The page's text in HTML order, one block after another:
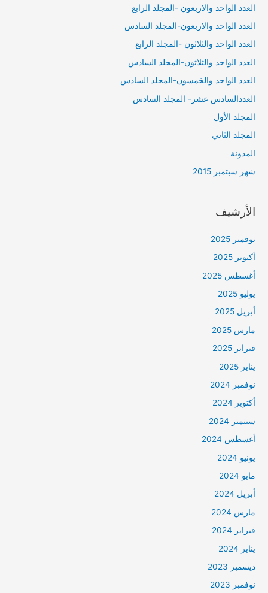
العدد الواحد والاربعون -المجلد الرابع
العدد الواحد والاربعون-المجلد السادس
العدد الواحد والثلاثون -المجلد الرابع
العدد الواحد والثلاثون-المجلد السادس
العدد الواحد والخمسون-المجلد السادس
العددالسادس عشر- المجلد السادس
المجلد الأول
المجلد الثاني
المدونة
شهر سبتمبر 2015
الأرشيف
نوفمبر 2025
أكتوبر 2025
أغسطس 2025
يوليو 2025
أبريل 2025
مارس 2025
فبراير 2025
يناير 2025
نوفمبر 2024
أكتوبر 2024
سبتمبر 2024
أغسطس 2024
يونيو 2024
مايو 2024
أبريل 2024
مارس 2024
فبراير 2024
يناير 2024
ديسمبر 2023
نوفمبر 2023